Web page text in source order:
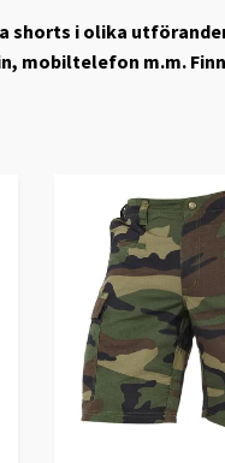
shorts i olika
mobiltelefon m.m.